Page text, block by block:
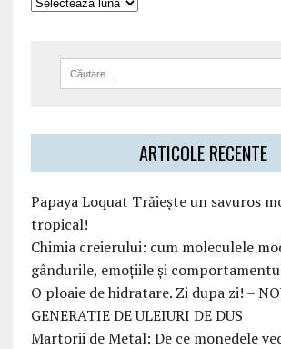
ARTICOLE RECENTE
Papaya Loquat Trăiește un savuros
tropical!
Chimia creierului: cum moleculele
gândurile, emoțiile și
O ploaie de hidratare. Zi dupa zi! –
GENERATIE DE ULEIURI DE DUS
Martorii de Metal: De ce monedele